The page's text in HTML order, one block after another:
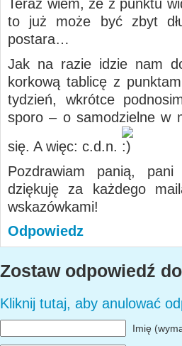
Teraz wiem, że z punktu
to już może być zbyt
postara…
Jak na razie idzie nam
korkową tablicę z
tydzień, wkrótce
sporo – o samodzielne w
się. A więc: c.d.n.
Pozdrawiam panią,
dziękuję za każdego
wskazówkami!
Odpowiedz
Zostaw odpowiedź do
Kliknij tutaj, aby anulować
Imię